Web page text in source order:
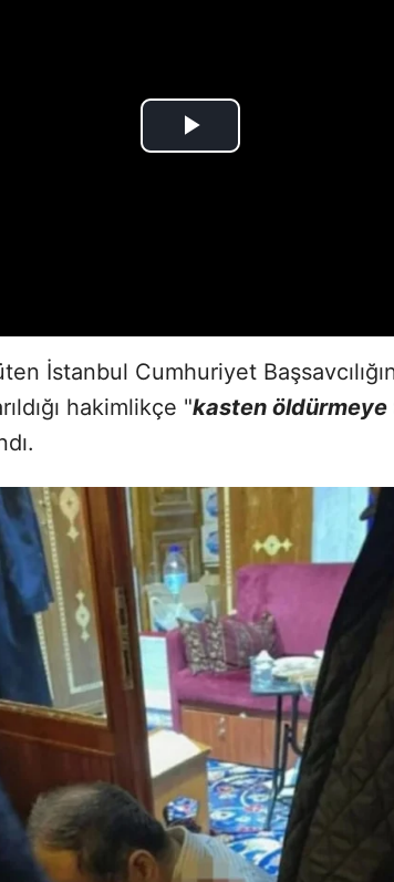
İstanbul Cumhuriyet
hakimlikçe "kasten